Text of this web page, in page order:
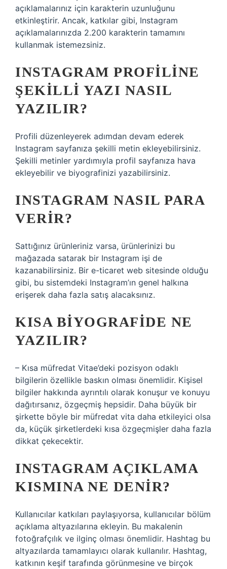
açıklamalarınız için karakterin uzunluğunu
etkinleştirir. Ancak, katkılar gibi, Instagram
açıklamalarınızda 2.200 karakterin tamamını
kullanmak istemezsiniz.
INSTAGRAM PROFILINE
ŞEKILLI YAZI NASIL
YAZILIR?
Profili düzenleyerek adımdan devam ederek
Instagram sayfanıza şekilli metin ekleyebilirsiniz.
Şekilli metinler yardımıyla profil sayfanıza hava
ekleyebilir ve biyografinizi yazabilirsiniz.
INSTAGRAM NASIL PARA
VERIR?
Sattığınız ürünleriniz varsa, ürünlerinizi bu
mağazada satarak bir Instagram işi de
kazanabilirsiniz. Bir e-ticaret web sitesinde olduğu
gibi, bu sistemdeki Instagram’ın genel halkına
erişerek daha fazla satış alacaksınız.
KISA BIYOGRAFIDE NE
YAZILIR?
– Kısa müfredat Vitae’deki pozisyon odaklı
bilgilerin özellikle baskın olması önemlidir. Kişisel
bilgiler hakkında ayrıntılı olarak konuşur ve konuyu
dağıtırsanız, özgeçmiş hepsidir. Daha büyük bir
şirkette böyle bir müfredat vita daha etkileyici olsa
da, küçük şirketlerdeki kısa özgeçmişler daha fazla
dikkat çekecektir.
INSTAGRAM AÇIKLAMA
KISMINA NE DENIR?
Kullanıcılar katkıları paylaşıyorsa, kullanıcılar bölüm
açıklama altyazılarına ekleyin. Bu makalenin
fotoğrafçılık ve ilginç olması önemlidir. Hashtag bu
altyazılarda tamamlayıcı olarak kullanılır. Hashtag,
katkının keşif tarafında görünmesine ve birçok